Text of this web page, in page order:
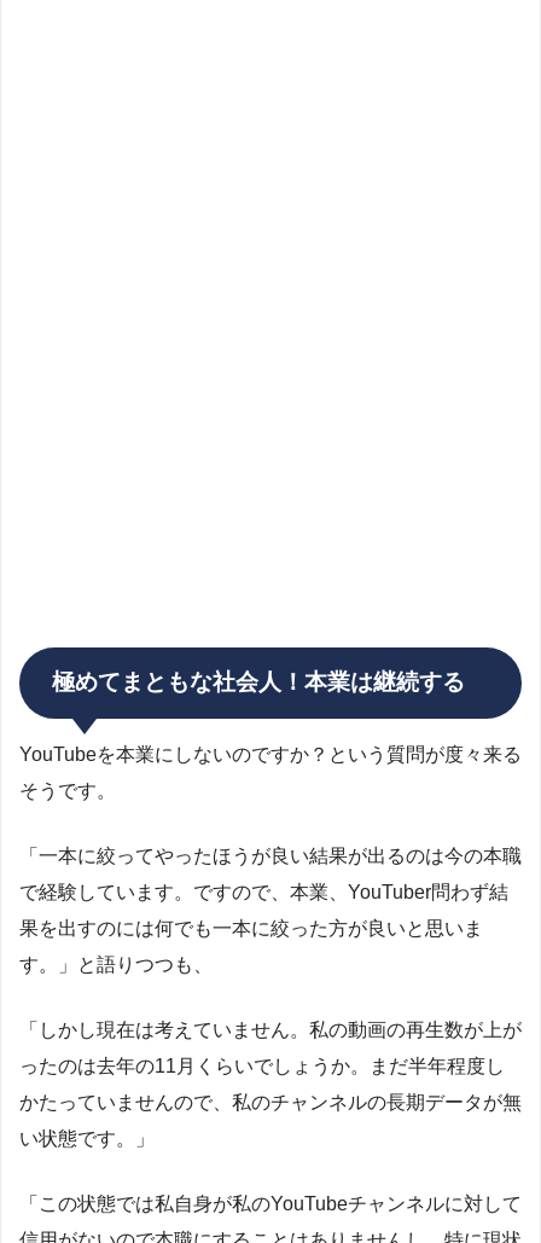
極めてまともな社会人！本業は継続する
YouTubeを本業にしないのですか？という質問が度々来る
そうです。
「一本に絞ってやったほうが良い結果が出るのは今の本職
で経験しています。ですので、本業、YouTuber問わず結
果を出すのには何でも一本に絞った方が良いと思いま
す。」と語りつつも、
「しかし現在は考えていません。私の動画の再生数が上が
ったのは去年の11月くらいでしょうか。まだ半年程度し
かたっていませんので、私のチャンネルの長期データが無
い状態です。」
「この状態では私自身が私のYouTubeチャンネルに対して